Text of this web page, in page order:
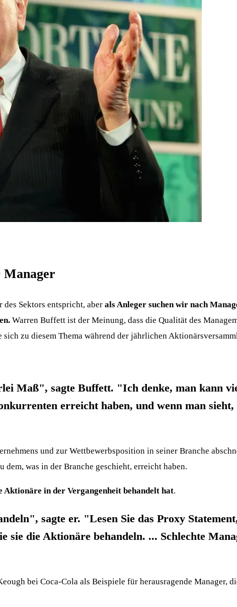
Sektors entspricht, aber als Anleger suchen wir nach
Warren Buffett ist der Meinung, dass die Qualität des
zu diesem Thema während der jährlichen
Maß", sagte Buffett. "Ich denke, man kann
erreicht haben, und wenn man
und zur Wettbewerbsposition in seiner Branche
was in der Branche geschieht, erreicht haben.
Aktionäre in der Vergangenheit behandelt hat.
sagte er. "Lesen Sie das Proxy
sie die Aktionäre behandeln. ... Schlechte
bei Coca-Cola als Beispiele für herausragende Manager,